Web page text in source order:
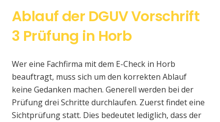
Ablauf der DGUV Vorschrift
3 Prüfung in Horb
Wer eine Fachfirma mit dem E-Check in Horb
beauftragt, muss sich um den korrekten Ablauf
keine Gedanken machen. Generell werden bei der
Prüfung drei Schritte durchlaufen. Zuerst findet eine
Sichtprüfung statt. Dies bedeutet lediglich, dass der